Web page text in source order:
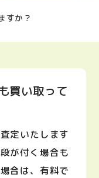
すか？
買い取って
定いたします
が付く場合も
合は、有料で